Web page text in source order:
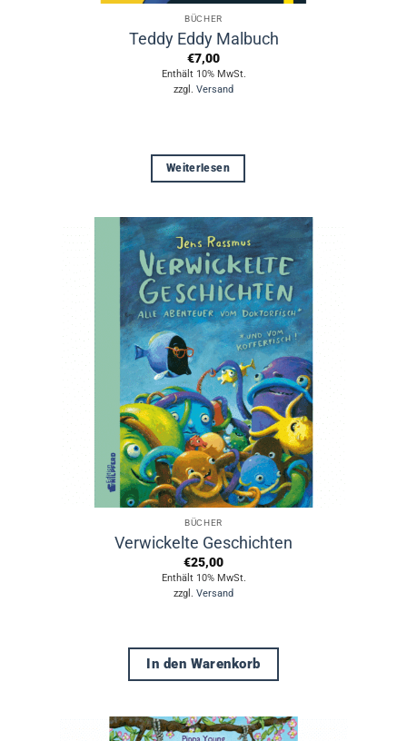
BÜCHER
Teddy Eddy Malbuch
€7,00
Enthält 10% MwSt.
zzgl. Versand
Weiterlesen
BÜCHER
Verwickelte Geschichten
€25,00
Enthält 10% MwSt.
zzgl. Versand
In den Warenkorb